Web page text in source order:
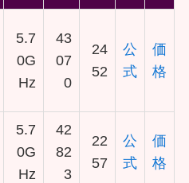
5.7
0G
Hz
43
07
0
24
52
公
式
価
格
5.7
0G
Hz
42
82
3
22
57
公
式
価
格